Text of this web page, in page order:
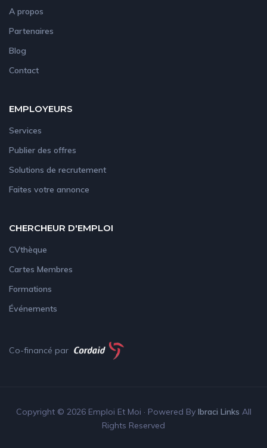
A propos
Partenaires
Blog
Contact
EMPLOYEURS
Services
Publier des offres
Solutions de recrutement
Faites votre annonce
CHERCHEUR D'EMPLOI
CVthèque
Cartes Membres
Formations
Événements
Co-financé par
Copyright © 2026 Emploi Et Moi · Powered By Ibraci Links All
Rights Reserved